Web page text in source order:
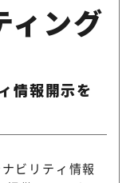
ィング
情報開示を
ビリティ情報